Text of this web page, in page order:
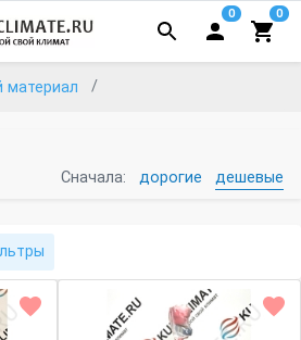
0 0
материал
Сначала: дорогие дешевые